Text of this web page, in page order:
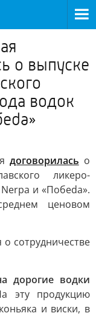
о выпуске
водок
договорилась о
ликеро-
и «Побеda».
ценовом
сотрудничестве
дорогие водки
эту продукцию
и виски, в